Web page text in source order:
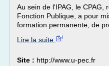
Au sein de l'IPAG, le CPAG,
Fonction Publique, a pour
formation permanente, de
Lire la suite
Site : http://www.u-pec.fr